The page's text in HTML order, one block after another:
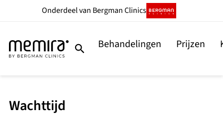
Onderdeelvan Bergman Clinics
Behandelingen Prijzen
Wachttijd